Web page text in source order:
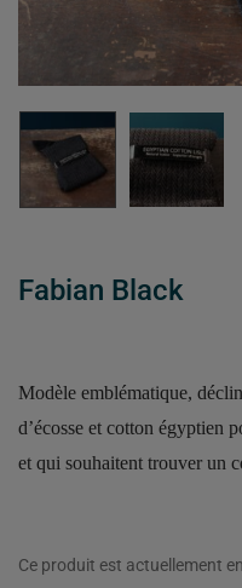
Fabian Black
Modèle emblématique,
d’écosse et cotton égyptien
et qui souhaitent trouver un
Ce produit est actuellement